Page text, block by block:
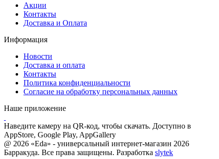
Акции
Контакты
Доставка и Оплата
Информация
Новости
Доставка и оплата
Контакты
Политика конфиденциальности
Согласие на обработку персональных данных
Наше приложение
Наведите камеру на QR-код, чтобы скачать. Доступно в
AppStore, Google Play, AppGallery
@ 2026 «Eda» - универсальный интернет-магазин 2026
Барракуда. Все права защищены. Разработка slytek